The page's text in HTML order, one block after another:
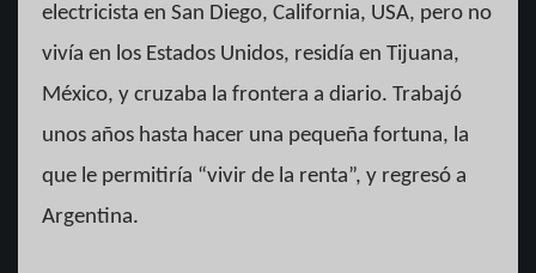
electricista en San Diego, California, USA, pero no
vivía en los Estados Unidos, residía en Tijuana,
México, y cruzaba la frontera a diario. Trabajó
unos años hasta hacer una pequeña fortuna, la
que le permitiría “vivir de la renta”, y regresó a
Argentina.